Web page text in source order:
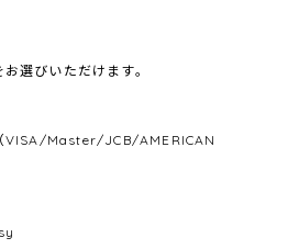
選びいただけます。
VISA/Master/JCB/AMERICAN